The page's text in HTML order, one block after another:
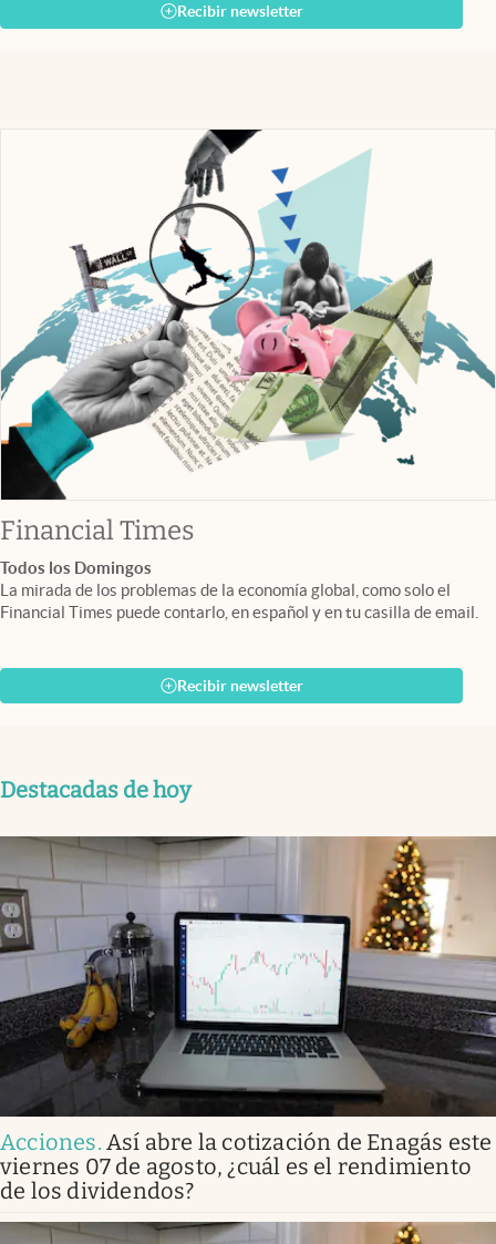
Recibir newsletter
Financial Timesabre en nueva pestaña
Todos los Domingos
La mirada de los problemas de la economía global, como solo el
Financial Times puede contarlo, en español y en tu casilla de email.
Recibir newsletter
Destacadas de hoy
Acciones. Así abre la cotización de Enagás este
viernes 07 de agosto, ¿cuál es el rendimiento
de los dividendos?